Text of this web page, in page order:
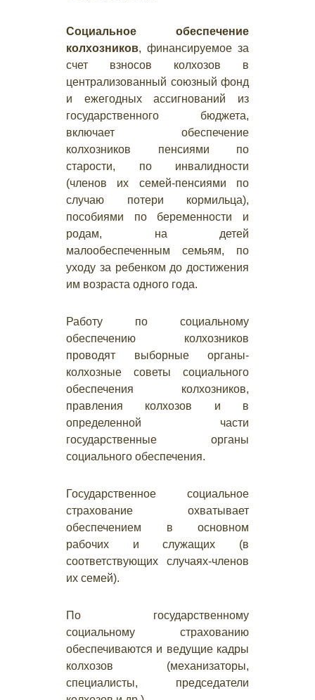
Социальное обеспечение
колхозников, финансируемое за
счет взносов колхозов в
централизованный союзный фонд
и ежегодных ассигнований из
государственного бюджета,
включает обеспечение
колхозников пенсиями по
старости, по инвалидности
(членов их семей-пенсиями по
случаю потери кормильца),
пособиями по беременности и
родам, на детей
малообеспеченным семьям, по
уходу за ребенком до достижения
им возраста одного года.
Работу по социальному
обеспечению колхозников
проводят выборные органы-
колхозные советы социального
обеспечения колхозников,
правления колхозов и в
определенной части
государственные органы
социального обеспечения.
Государственное социальное
страхование охватывает
обеспечением в основном
рабочих и служащих (в
соответствующих случаях-членов
их семей).
По государственному
социальному страхованию
обеспечиваются и ведущие кадры
колхозов (механизаторы,
специалисты, председатели